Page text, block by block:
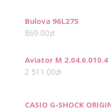
Bulova 96L275
869.00zł
Aviator M 2.04.6.010.4
2 511.00zł
CASIO G-SHOCK